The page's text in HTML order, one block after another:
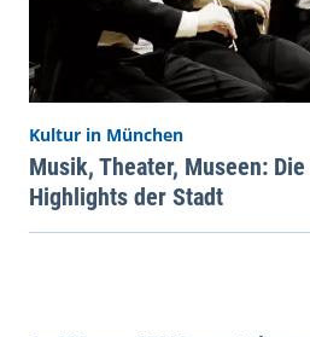
Kultur in München
Musik, Theater, Museen:
Highlights der Stadt